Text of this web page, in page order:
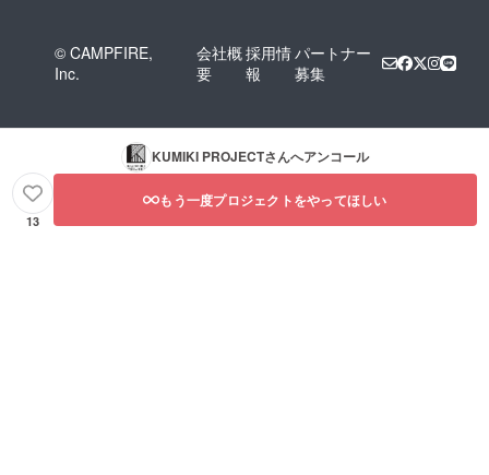
© CAMPFIRE,
Inc.
会社概
要
採用情
報
パートナー
募集
KUMIKI PROJECTさんへアンコール
13
もう一度プロジェクトをやってほしい